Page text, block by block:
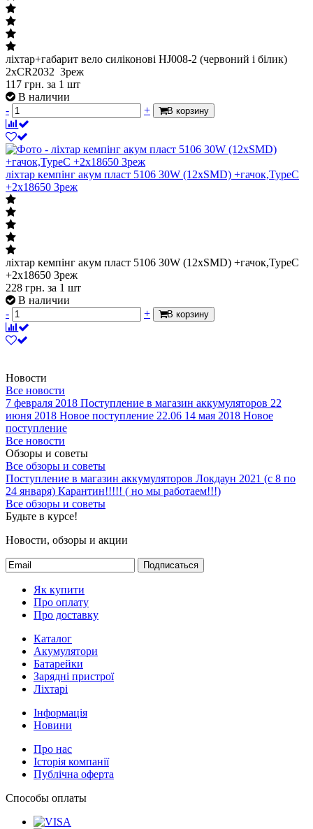
ліхтар+габарит вело силіконові HJ008-2 (червоний і білик)
2хCR2032 3реж
117 грн. за 1 шт
В наличии
-
+ В корзину
ліхтар кемпінг акум пласт 5106 30W (12xSMD) +гачок,TypeC
+2х18650 3реж
ліхтар кемпінг акум пласт 5106 30W (12xSMD) +гачок,TypeC
+2х18650 3реж
228 грн. за 1 шт
В наличии
-
+ В корзину
Новости
Все новости
7 февраля 2018 Поступление в магазин аккумуляторов 22
июня 2018 Новое поступление 22.06 14 мая 2018 Новое
поступление
Все новости
Обзоры и советы
Все обзоры и советы
Поступление в магазин аккумуляторов Локдаун 2021 (с 8 по
24 января) Карантин!!!!! ( но мы работаем!!!)
Все обзоры и советы
Будьте в курсе!
Новости, обзоры и акции
Подписаться
Як купити
Про оплату
Про доставку
Каталог
Акумулятори
Батарейки
Зарядні пристрої
Ліхтарі
Інформація
Новини
Про нас
Історія компанії
Публічна оферта
Способы оплаты